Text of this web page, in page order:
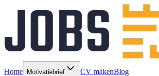
Home Motivatiebrief CV makenBlog